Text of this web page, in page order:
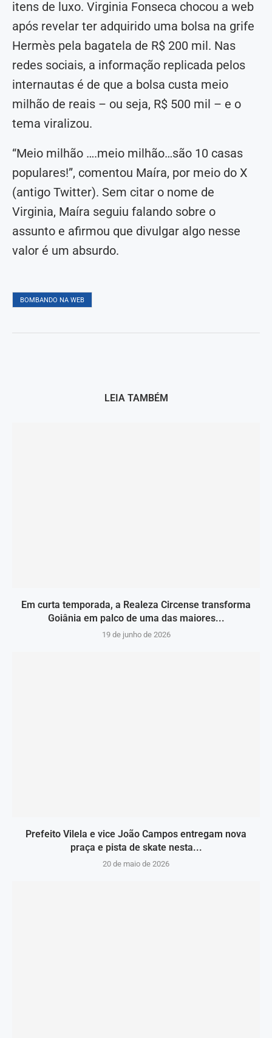
itens de luxo. Virginia Fonseca chocou a web
após revelar ter adquirido uma bolsa na grife
Hermès pela bagatela de R$ 200 mil. Nas
redes sociais, a informação replicada pelos
internautas é de que a bolsa custa meio
milhão de reais – ou seja, R$ 500 mil – e o
tema viralizou.
“Meio milhão ….meio milhão…são 10 casas
populares!”, comentou Maíra, por meio do X
(antigo Twitter). Sem citar o nome de
Virginia, Maíra seguiu falando sobre o
assunto e afirmou que divulgar algo nesse
valor é um absurdo.
BOMBANDO NA WEB
LEIA TAMBÉM
Em curta temporada, a Realeza Circense transforma
Goiânia em palco de uma das maiores...
19 de junho de 2026
Prefeito Vilela e vice João Campos entregam nova
praça e pista de skate nesta...
20 de maio de 2026